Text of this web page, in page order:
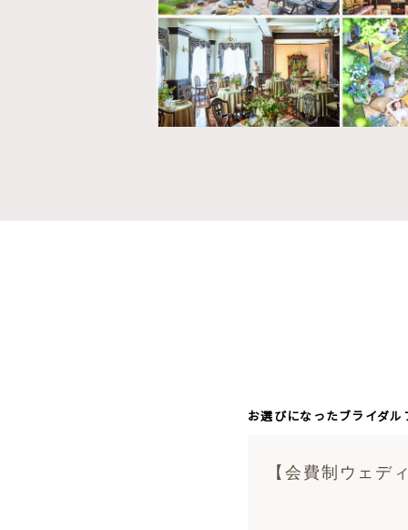
お選びになったブライダル
【会費制ウェ